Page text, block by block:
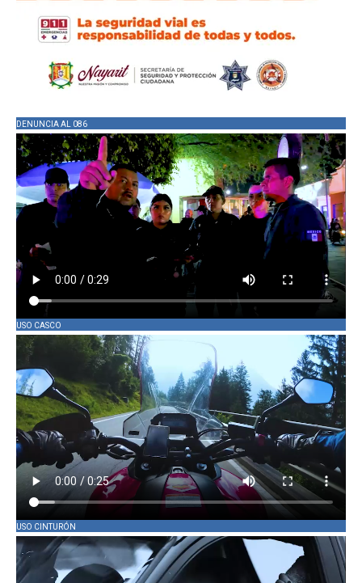
DENUNCIA AL 086
USO CASCO
USO CINTURÓN